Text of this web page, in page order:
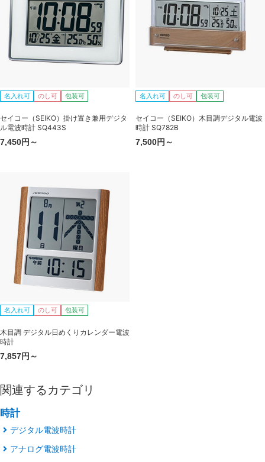
名入れ可 のし可 包装可
セイコー（SEIKO）掛け置き兼用デジタ
ル電波時計 SQ443S
7,450円～
名入れ可 のし可 包装可
セイコー（SEIKO）木目調デジタル電波
時計 SQ782B
7,500円～
名入れ可 のし可 包装可
木目調 デジタル日めくりカレンダー電波
時計
7,857円～
関連するカテゴリ
時計
デジタル電波時計
アナログ電波時計